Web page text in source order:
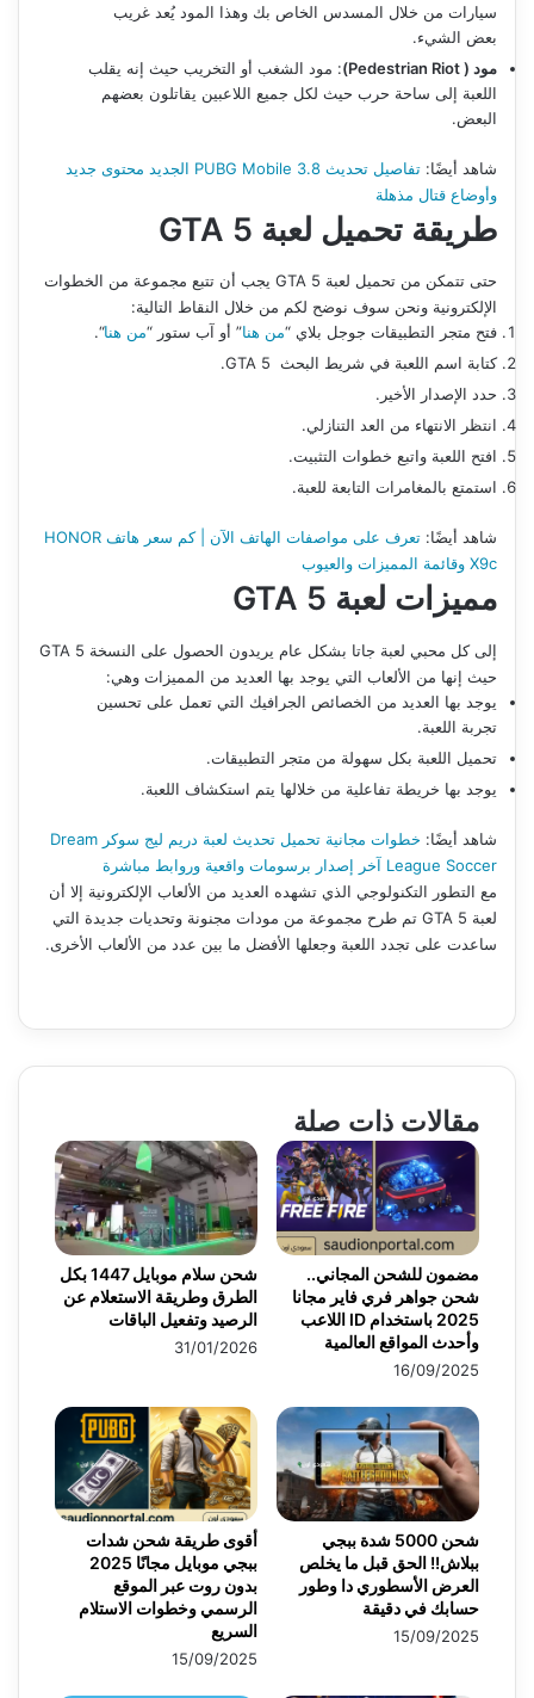
سيارات من خلال المسدس الخاص بك وهذا المود يُعد غريب
بعض الشيء.
مود (
Pedestrian Riot
): مود الشغب أو التخريب حيث إنه يقلب
اللعبة إلى ساحة حرب حيث لكل جميع اللاعبين يقاتلون بعضهم
البعض.
شاهد أيضًا:
تفاصيل تحديث PUBG Mobile 3.8 الجديد محتوى جديد
وأوضاع قتال مذهلة
طريقة تحميل لعبة GTA 5
حتى تتمكن من تحميل لعبة GTA 5 يجب أن تتبع مجموعة من الخطوات
الإلكترونية ونحن سوف نوضح لكم من خلال النقاط التالية:
فتح متجر التطبيقات جوجل بلاي “من هنا” أو آب ستور “من هنا“.
كتابة اسم اللعبة في شريط البحث GTA 5.
حدد الإصدار الأخير.
انتظر الانتهاء من العد التنازلي.
افتح اللعبة واتبع خطوات التثبيت.
استمتع بالمغامرات التابعة للعبة.
شاهد أيضًا:
تعرف على مواصفات الهاتف الآن | كم سعر هاتف HONOR
X9c وقائمة المميزات والعيوب
مميزات لعبة GTA 5
إلى كل محبي لعبة جاتا بشكل عام يريدون الحصول على النسخة GTA 5
حيث إنها من الألعاب التي يوجد بها العديد من المميزات وهي:
يوجد بها العديد من الخصائص الجرافيك التي تعمل على تحسين
تجربة اللعبة.
تحميل اللعبة بكل سهولة من متجر التطبيقات.
يوجد بها خريطة تفاعلية من خلالها يتم استكشاف اللعبة.
شاهد أيضًا:
خطوات مجانية تحميل تحديث لعبة دريم ليج سوكر Dream
League Soccer آخر إصدار برسومات واقعية وروابط مباشرة
مع التطور التكنولوجي الذي تشهده العديد من الألعاب الإلكترونية إلا أن
لعبة GTA 5 تم طرح مجموعة من مودات مجنونة وتحديات جديدة التي
ساعدت على تجدد اللعبة وجعلها الأفضل ما بين عدد من الألعاب الأخرى.
مقالات ذات صلة
شحن سلام موبايل 1447 بكل
الطرق وطريقة الاستعلام عن
الرصيد وتفعيل الباقات
31/01/2026
مضمون للشحن المجاني..
شحن جواهر فري فاير مجانا
2025 باستخدام ID اللاعب
وأحدث المواقع العالمية
16/09/2025
أقوى طريقة شحن شدات
ببجي موبايل مجانًا 2025
بدون روت عبر الموقع
الرسمي وخطوات الاستلام
السريع
15/09/2025
شحن 5000 شدة ببجي
ببلاش!! الحق قبل ما يخلص
العرض الأسطوري دا وطور
حسابك في دقيقة
15/09/2025